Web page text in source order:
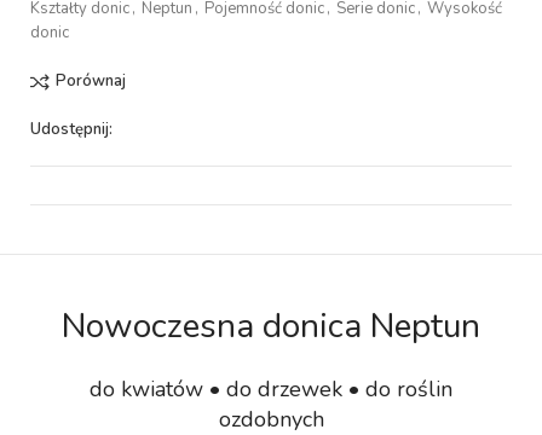
Kształty donic, Neptun , Pojemność donic, Serie donic, Wysokość
donic
Porównaj
Udostępnij:
Nowoczesna donica Neptun
do kwiatów • do drzewek • do roślin
ozdobnych